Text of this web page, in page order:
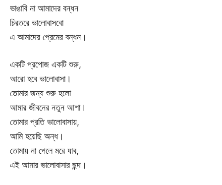
ভাঙাবি না আমাদের বন্ধন
চিরতরে ভালোবাসবো
এ আমাদের প্রেমের বন্ধন।
একটি প্রপোজ একটি শুরু,
আরো হবে ভালোবাসা।
তোমার জন্য শুরু হলো
আমার জীবনের নতুন আশা।
তোমার প্রতি ভালোবাসায়,
আমি হয়েছি অন্ধ।
তোমায় না পেলে মরে যাব,
এই আমার ভালোবাসার ছন্দ।